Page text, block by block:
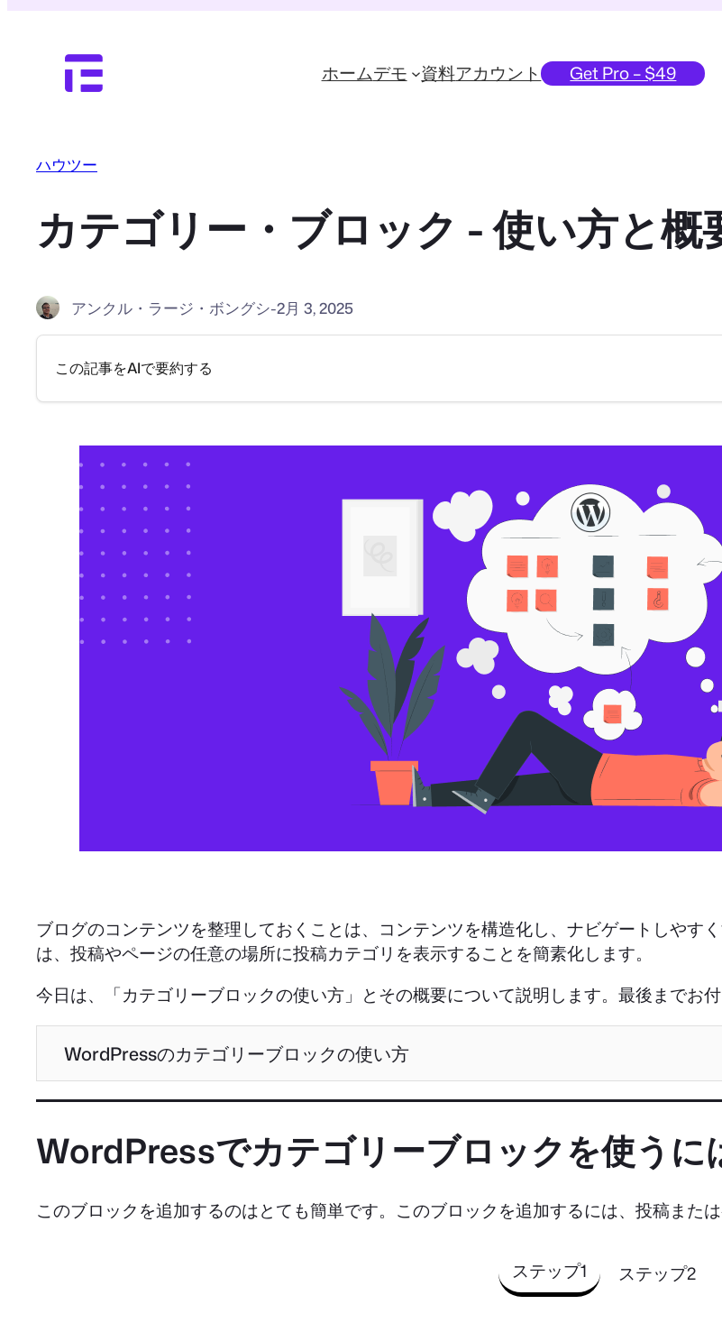
ホームデモ 資料アカウント Get Pro – $49
ハウツー
カテゴリー・ブロック - 使い方と概
アンクル・ラージ・ボングシ-2月 3, 2025
この記事をAIで要約する
ブログのコンテンツを整理しておくことは、コンテンツを構造化し、ナビゲートしやす
は、投稿やページの任意の場所に投稿カテゴリを表示することを簡素化します。
今日は、「カテゴリーブロックの使い方」とその概要について説明します。最後までお付
WordPressのカテゴリーブロックの使い方
WordPressでカテゴリーブロックを使うに
このブロックを追加するのはとても簡単です。このブロックを追加するには、投稿また
ステップ1 ステップ2